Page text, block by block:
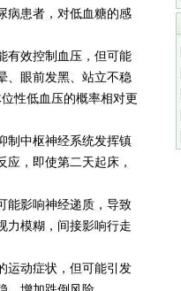
病患者，对低血糖的感
有效控制血压，但可能
、眼前发黑、站立不稳
性低血压的概率相对更
制中枢神经系统发挥镇
，即使第二天起床，
能影响神经递质，导致
力模糊，间接影响行走
运动症状，但可能引发